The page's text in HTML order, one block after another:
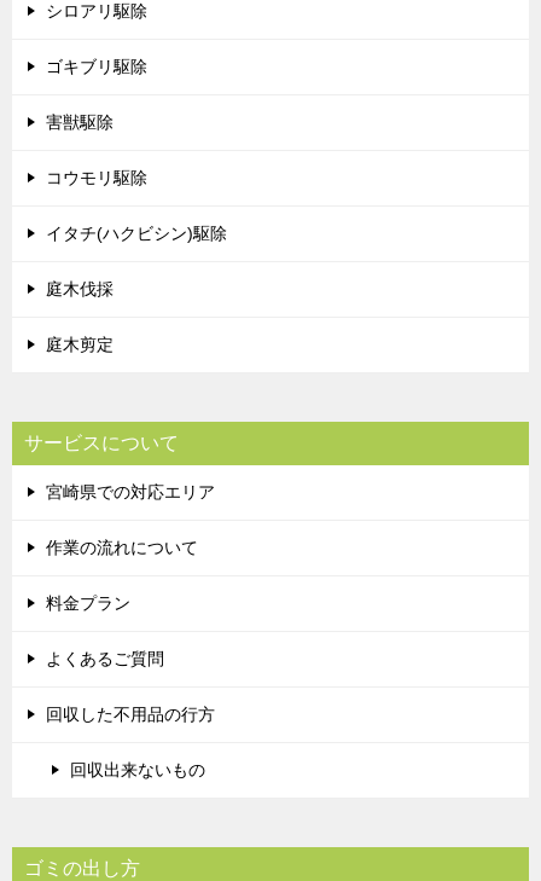
シロアリ駆除
ゴキブリ駆除
害獣駆除
コウモリ駆除
イタチ(ハクビシン)駆除
庭木伐採
庭木剪定
サービスについて
宮崎県での対応エリア
作業の流れについて
料金プラン
よくあるご質問
回収した不用品の行方
回収出来ないもの
ゴミの出し方